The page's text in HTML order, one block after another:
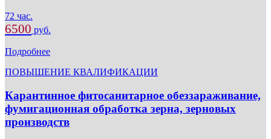
72 час.
6500 руб.
Подробнее
ПОВЫШЕНИЕ КВАЛИФИКАЦИИ
Карантинное фитосанитарное обеззараживание,
фумигационная обработка зерна, зерновых
производств